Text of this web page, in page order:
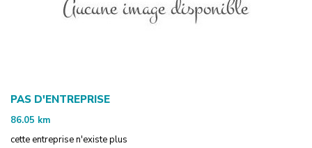
PAS D'ENTREPRISE
86.05 km
cette entreprise n'existe plus